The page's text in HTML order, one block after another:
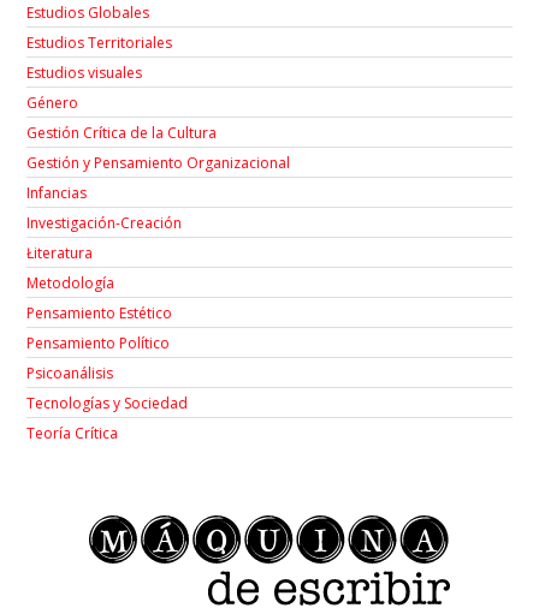
Estudios Globales
Estudios Territoriales
Estudios visuales
Género
Gestión Crítica de la Cultura
Gestión y Pensamiento Organizacional
Infancias
Investigación-Creación
Łiteratura
Metodología
Pensamiento Estético
Pensamiento Político
Psicoanálisis
Tecnologías y Sociedad
Teoría Crítica